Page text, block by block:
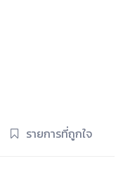
รายการที่ถูกใจ